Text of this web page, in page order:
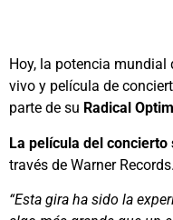
Hoy, la potencia mundial
vivo y película de
parte de su Radical
La película del
través de Warner
“Esta gira ha sido la